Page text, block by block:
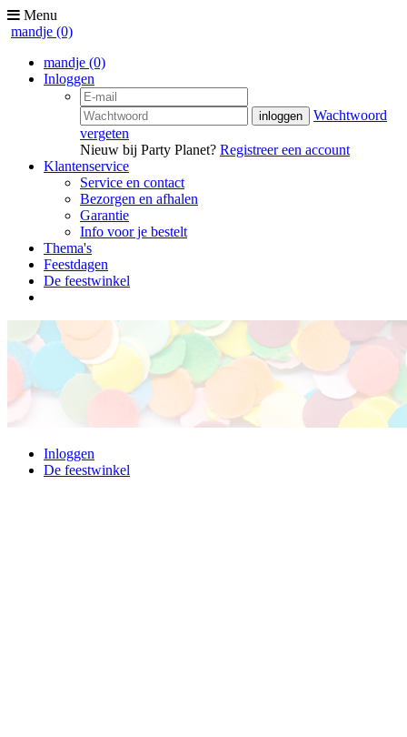
Menu
mandje (0)
mandje (0)
Inloggen
Wachtwoord
vergeten
Nieuw bij Party Planet? Registreer een account
Klantenservice
Service en contact
Bezorgen en afhalen
Garantie
Info voor je bestelt
Thema's
Feestdagen
De feestwinkel
Inloggen
De feestwinkel